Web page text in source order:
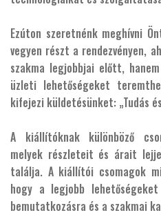
Ezúton szeretnénk meghívni
vegyen részt a rendezvényen,
szakma legjobbjai előtt,
üzleti lehetőségeket
kifejezi küldetésünket: „Tudás
A kiállítóknak különböző
melyek részleteit és árait
találja. A kiállítói csomagok
hogy a legjobb
bemutatkozásra és a szakmai